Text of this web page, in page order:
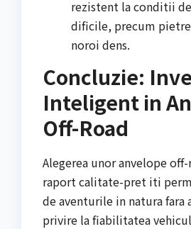
rezistent la conditii
dificile, precum
noroi dens.
Concluzie:
Inteligent in
Off-Road
Alegerea unor anvelope
raport calitate-pret iti
de aventurile in natura fara
privire la fiabilitatea